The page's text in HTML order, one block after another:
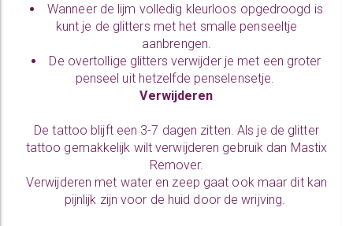
Wanneer de lijm volledig kleurloos opgedroogd is
kunt je de glitters met het smalle penseeltje
aanbrengen.
De overtollige glitters verwijder je met een groter
penseel uit hetzelfde penselensetje.
Verwijderen
De tattoo blijft een 3-7 dagen zitten. Als je de glitter
tattoo gemakkelijk wilt verwijderen gebruik dan Mastix
Remover.
Verwijderen met water en zeep gaat ook maar dit kan
pijnlijk zijn voor de huid door de wrijving.